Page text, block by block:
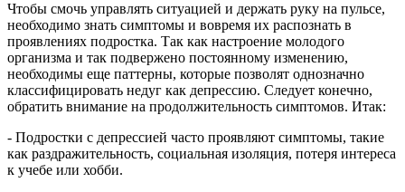
Чтобы смочь управлять ситуацией и держать руку на пульсе,
необходимо знать симптомы и вовремя их распознать в
проявлениях подростка. Так как настроение молодого
организма и так подвержено постоянному изменению,
необходимы еще паттерны, которые позволят однозначно
классифицировать недуг как депрессию. Следует конечно,
обратить внимание на продолжительность симптомов. Итак:
- Подростки с депрессией часто проявляют симптомы, такие
как раздражительность, социальная изоляция, потеря интереса
к учебе или хобби.